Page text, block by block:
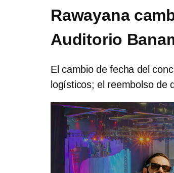
Rawayana
Auditorio
El cambio de fecha del
logísticos; el reembolso de